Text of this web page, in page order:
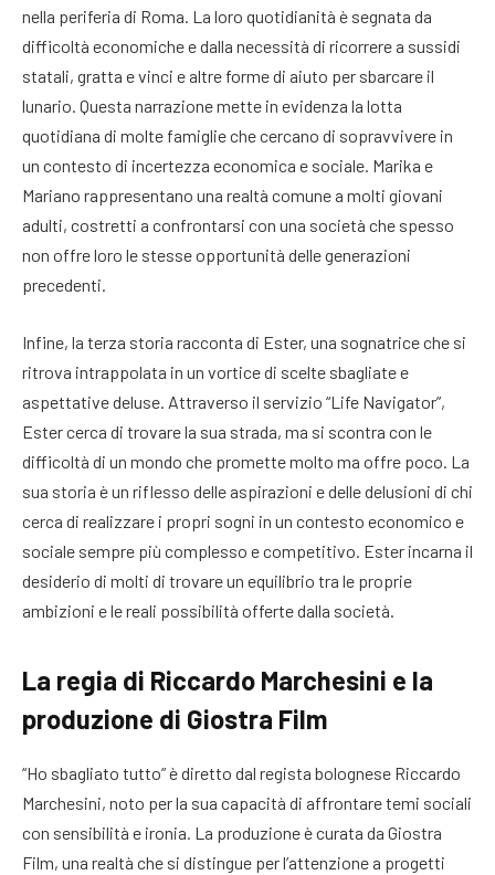
nella periferia di Roma. La loro quotidianità è segnata da
difficoltà economiche e dalla necessità di ricorrere a sussidi
statali, gratta e vinci e altre forme di aiuto per sbarcare il
lunario. Questa narrazione mette in evidenza la lotta
quotidiana di molte famiglie che cercano di sopravvivere in
un contesto di incertezza economica e sociale. Marika e
Mariano rappresentano una realtà comune a molti giovani
adulti, costretti a confrontarsi con una società che spesso
non offre loro le stesse opportunità delle generazioni
precedenti.
Infine, la terza storia racconta di Ester, una sognatrice che si
ritrova intrappolata in un vortice di scelte sbagliate e
aspettative deluse. Attraverso il servizio “Life Navigator”,
Ester cerca di trovare la sua strada, ma si scontra con le
difficoltà di un mondo che promette molto ma offre poco. La
sua storia è un riflesso delle aspirazioni e delle delusioni di chi
cerca di realizzare i propri sogni in un contesto economico e
sociale sempre più complesso e competitivo. Ester incarna il
desiderio di molti di trovare un equilibrio tra le proprie
ambizioni e le reali possibilità offerte dalla società.
La regia di Riccardo Marchesini e la
produzione di Giostra Film
“Ho sbagliato tutto” è diretto dal regista bolognese Riccardo
Marchesini, noto per la sua capacità di affrontare temi sociali
con sensibilità e ironia. La produzione è curata da Giostra
Film, una realtà che si distingue per l’attenzione a progetti